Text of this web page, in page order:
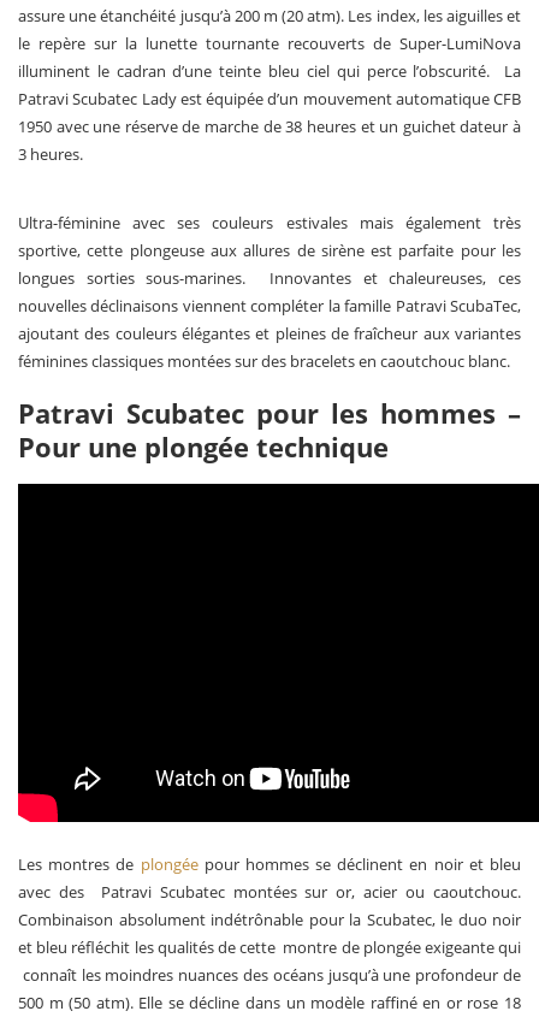
assure une étanchéité jusqu’à 200 m (20 atm). Les index, les aiguilles et
le repère sur la lunette tournante recouverts de Super-LumiNova
illuminent le cadran d’une teinte bleu ciel qui perce l’obscurité. La
Patravi Scubatec Lady est équipée d’un mouvement automatique CFB
1950 avec une réserve de marche de 38 heures et un guichet dateur à
3 heures.
Ultra-féminine avec ses couleurs estivales mais également très
sportive, cette plongeuse aux allures de sirène est parfaite pour les
longues sorties sous-marines. Innovantes et chaleureuses, ces
nouvelles déclinaisons viennent compléter la famille Patravi ScubaTec,
ajoutant des couleurs élégantes et pleines de fraîcheur aux variantes
féminines classiques montées sur des bracelets en caoutchouc blanc.
Patravi Scubatec pour les hommes –
Pour une plongée technique
Les montres de plongéepour hommes se déclinent en noir et bleu
avec des Patravi Scubatec montées sur or, acier ou caoutchouc.
Combinaison absolument indétrônable pour la Scubatec, le duo noir
et bleu réfléchit les qualités de cette montre de plongée exigeante qui
connaît les moindres nuances des océans jusqu’à une profondeur de
500 m (50 atm). Elle se décline dans un modèle raffiné en or rose 18